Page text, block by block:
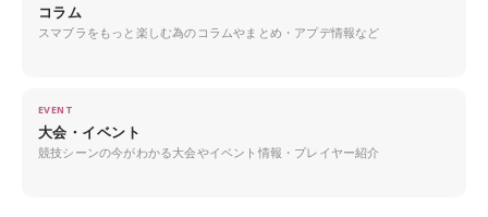
コラム
スマブラをもっと楽しむ為のコラムやまとめ・アプデ情報など
EVENT
大会・イベント
競技シーンの今がわかる大会やイベント情報・プレイヤー紹介